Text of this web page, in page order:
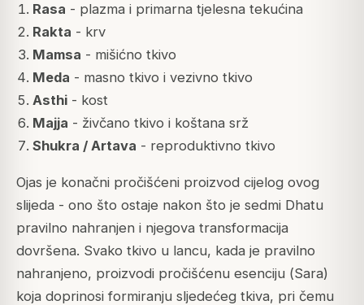
Rasa - plazma i primarna tjelesna tekućina
Rakta - krv
Mamsa - mišićno tkivo
Meda - masno tkivo i vezivno tkivo
Asthi- kost
Majja - živčano tkivo i koštana srž
Shukra / Artava - reproduktivno tkivo
Ojas je konačni pročišćeni proizvod cijelog ovog
slijeda - ono što ostaje nakon što je sedmi Dhatu
pravilno nahranjen i njegova transformacija
dovršena. Svako tkivo u lancu, kada je pravilno
nahranjeno, proizvodi pročišćenu esenciju (Sara)
koja doprinosi formiranju sljedećeg tkiva, pri čemu